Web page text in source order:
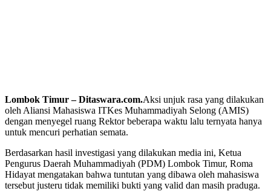
Lombok Timur – Ditaswara.com.Aksi unjuk rasa yang dilakukan
oleh Aliansi Mahasiswa ITKes Muhammadiyah Selong (AMIS)
dengan menyegel ruang Rektor beberapa waktu lalu ternyata hanya
untuk mencuri perhatian semata.
Berdasarkan hasil investigasi yang dilakukan media ini, Ketua
Pengurus Daerah Muhammadiyah (PDM) Lombok Timur, Roma
Hidayat mengatakan bahwa tuntutan yang dibawa oleh mahasiswa
tersebut justeru tidak memiliki bukti yang valid dan masih praduga.